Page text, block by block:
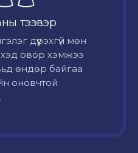
тээвэр
дүүрэхгүй мөн
овор хэмжээ
өндөр байгаа
оновчтой